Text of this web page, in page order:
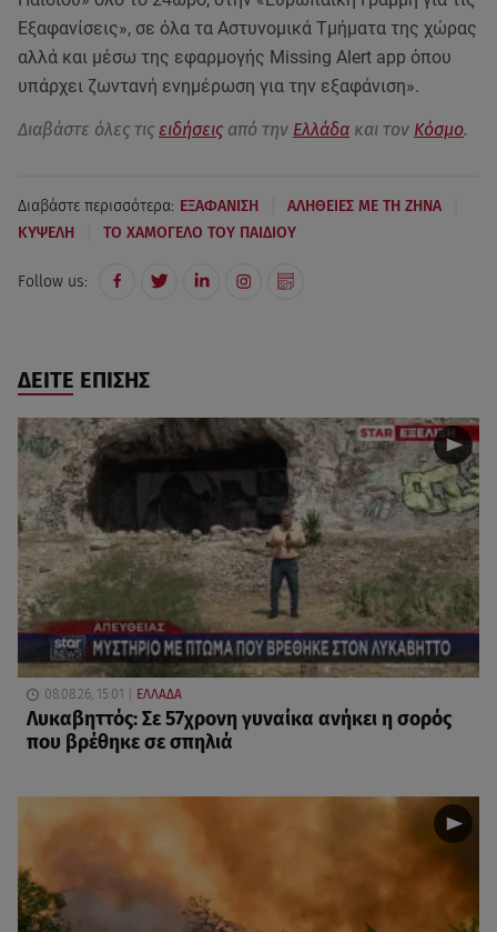
Εξαφανίσεις», σε όλα τα Αστυνομικά Τμήματα της χώρας
αλλά και μέσω της εφαρμογής Missing Alert app όπου
υπάρχει ζωντανή ενημέρωση για την εξαφάνιση».
Διαβάστε όλες τις ειδήσεις από την Ελλάδα και τον Κόσμο.
Διαβάστε περισσότερα: ΕΞΑΦΑΝΙΣΗ ΑΛΗΘΕΙΕΣ ΜΕ ΤΗ ΖΗΝΑ
ΚΥΨΕΛΗ ΤΟ ΧΑΜΟΓΕΛΟ ΤΟΥ ΠΑΙΔΙΟΥ
Follow us:
ΔΕΙΤΕ ΕΠΙΣΗΣ
08.08.26, 15:01 ΕΛΛΑΔΑ
Λυκαβηττός: Σε 57χρονη γυναίκα ανήκει η σορός
που βρέθηκε σε σπηλιά